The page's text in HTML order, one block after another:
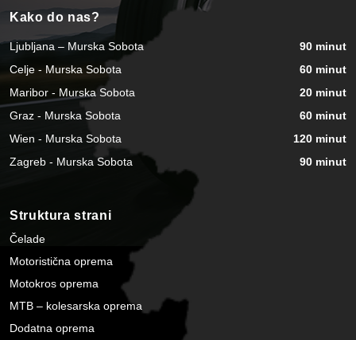
Kako do nas?
Ljubljana – Murska Sobota
90 minut
Celje - Murska Sobota
60 minut
Maribor - Murska Sobota
20 minut
Graz - Murska Sobota
60 minut
Wien - Murska Sobota
120 minut
Zagreb - Murska Sobota
90 minut
Struktura strani
Čelade
Motoristična oprema
Motokros oprema
MTB – kolesarska oprema
Dodatna oprema